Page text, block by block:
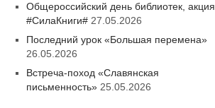
Общероссийский день библиотек, акция
#СилаКниги# 27.05.2026
Последний урок «Большая перемена»
26.05.2026
Встреча-поход «Славянская
письменность» 25.05.2026